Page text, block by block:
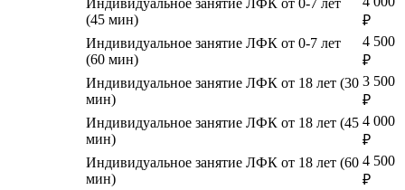
Индивидуальное занятие ЛФК от 0-7 лет
(45 мин)
₽
Индивидуальное занятие ЛФК от 0-7 лет
(60 мин)
4 500
₽
Индивидуальное занятие ЛФК от 18 лет (30
мин)
3 500
₽
Индивидуальное занятие ЛФК от 18 лет (45
мин)
4 000
₽
Индивидуальное занятие ЛФК от 18 лет (60
мин)
4 500
₽